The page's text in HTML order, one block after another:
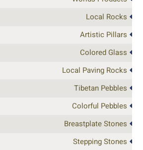
Local Rocks
Artistic Pillars
Colored Glass
Local Paving Rocks
Tibetan Pebbles
Colorful Pebbles
Breastplate Stones
Stepping Stones